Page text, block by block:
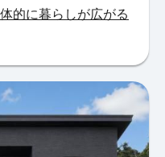
的に暮らしが広がる